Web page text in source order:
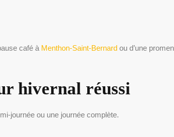
café à Menthon-Saint-Bernard ou d’une
hivernal réussi
journée ou une journée complète.